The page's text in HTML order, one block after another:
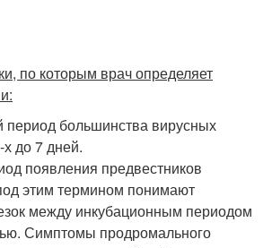
по которым врач определяет
период большинства вирусных
до 7 дней.
появления предвестников
этим термином понимают
между инкубационным периодом
Симптомы продромального